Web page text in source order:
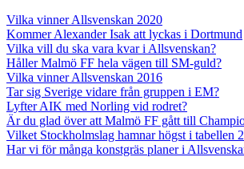
Vilka vinner Allsvenskan 2020
Kommer Alexander Isak att lyckas i Dortmund
Vilka vill du ska vara kvar i Allsvenskan?
Håller Malmö FF hela vägen till SM-guld?
Vilka vinner Allsvenskan 2016
Tar sig Sverige vidare från gruppen i EM?
Lyfter AIK med Norling vid rodret?
Är du glad över att Malmö FF gått till
Vilket Stockholmslag hamnar högst i tabellen
Har vi för många konstgräs planer i